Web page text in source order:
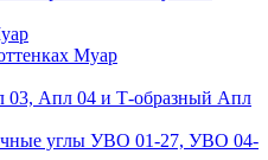
Муар
03, Апл 04 и Т-образный Апл
углы УВО 01-27, УВО 04-